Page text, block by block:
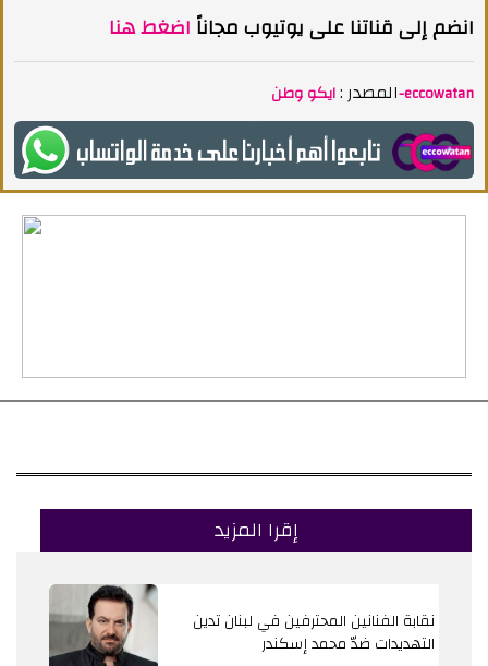
انضم إلى قناتنا على يوتيوب مجاناً اضغط هنا
المصدر :ايكو وطن-eccowatan
إقرا المزيد
نقابة الفنانين المحترفين في لبنان تدين
التهديدات ضدّ محمد إسكندر